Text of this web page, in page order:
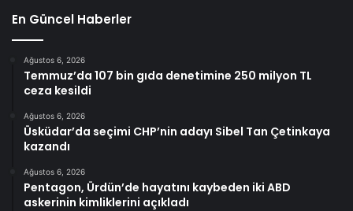
En Güncel Haberler
Ağustos 6, 2026
Temmuz’da 107 bin gıda denetimine 250 milyon TL
ceza kesildi
Ağustos 6, 2026
Üsküdar’da seçimi CHP’nin adayı Sibel Tan Çetinkaya
kazandı
Ağustos 6, 2026
Pentagon, Ürdün’de hayatını kaybeden iki ABD
askerinin kimliklerini açıkladı